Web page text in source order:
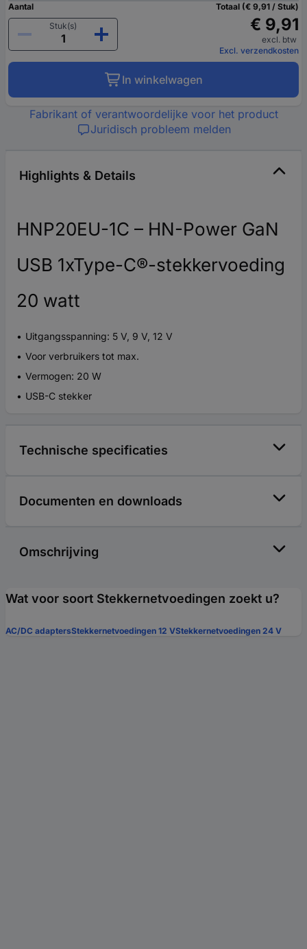
Aantal
Stuk(s)
Totaal (€ 9,91 / Stuk)
€ 9,91
excl. btw
Excl. verzendkosten
In winkelwagen
Fabrikant of verantwoordelijke voor het product
Juridisch probleem melden
Highlights & Details
HNP20EU-1C – HN-Power GaN
USB 1xType-C®-stekkervoeding
20 watt
Uitgangsspanning: 5 V, 9 V, 12 V
Voor verbruikers tot max.
Vermogen: 20 W
USB-C stekker
Technische specificaties
Documenten en downloads
Omschrijving
Wat voor soort Stekkernetvoedingen zoekt u?
AC/DC adaptersStekkernetvoedingen 12 VStekkernetvoedingen 24 V